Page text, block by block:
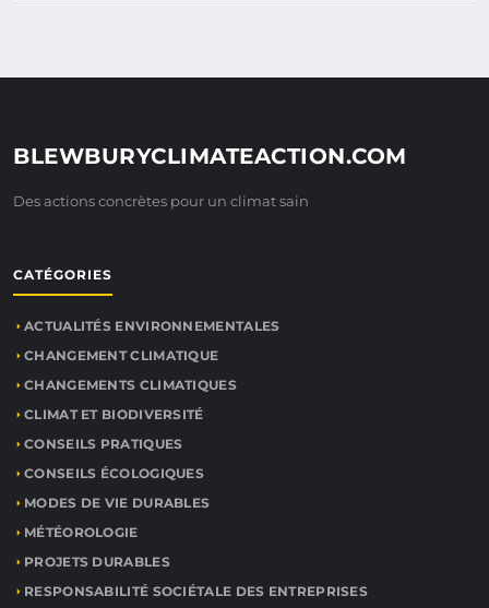
BLEWBURYCLIMATEACTION.COM
Des actions concrètes pour un climat sain
CATÉGORIES
ACTUALITÉS ENVIRONNEMENTALES
CHANGEMENT CLIMATIQUE
CHANGEMENTS CLIMATIQUES
CLIMAT ET BIODIVERSITÉ
CONSEILS PRATIQUES
CONSEILS ÉCOLOGIQUES
MODES DE VIE DURABLES
MÉTÉOROLOGIE
PROJETS DURABLES
RESPONSABILITÉ SOCIÉTALE DES ENTREPRISES